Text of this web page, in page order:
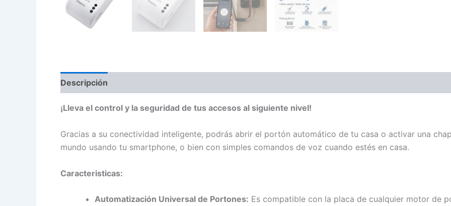
Descripción
¡Lleva el control y la seguridad de tus accesos al siguiente nivel!
Gracias a su conectividad inteligente, podrás abrir el portón automático de tu casa o activar una
mundo usando tu smartphone, o bien con simples comandos de voz cuando estés en casa.
Caracteristicas:
Automatización Universal de Portones: Es compatible con la placa de cualquier motor de